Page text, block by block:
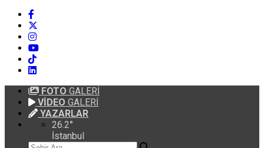
FOTO GALERİ
VİDEO GALERİ
YAZARLAR
26.2°
İstanbul